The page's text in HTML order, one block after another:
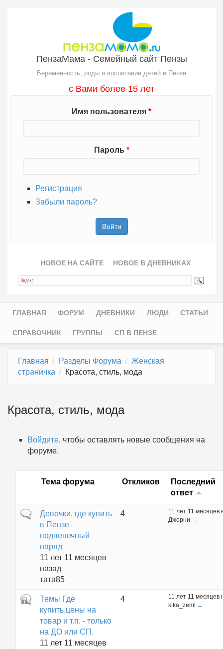
ПензаМама - Семейный сайт Пензы
Беременность, роды и воспитание детей в Пензе
с Вами более 15 лет
Имя пользователя *
Пароль *
Регистрация
Забыли пароль?
НОВОЕ НА САЙТЕ НОВОЕ В ДНЕВНИКАХ
Главное меню
ГЛАВНАЯ ФОРУМ ДНЕВНИКИ ЛЮДИ СТАТЬИ
СПРАВОЧНИК ГРУППЫ СП В ПЕНЗЕ
Главная Разделы Форума
Женская
страничка
Красота, стиль, мода
Красота, стиль, мода
Войдите, чтобы оставлять новые сообщения на
форуме.
Тема форума Откликов
Последний
ответ
Обычная тема
Девочки, где купить
в Пензе
подвенечный
наряд
11 лет 11 месяцев
назад
тата85
4
11 лет 11 месяцев
Джорни →
Закрытая тема
Темы Где
купить,цены на
товар и т.п. - только
на ДО или СП.
11 лет 11 месяцев
4
11 лет 11 месяцев
kika_zeml →